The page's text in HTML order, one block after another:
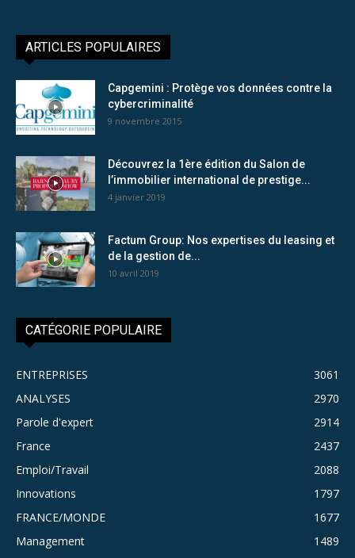
ARTICLES POPULAIRES
Capgemini : Protège vos données contre la
cybercriminalité
9 novembre 2015
Découvrez la 1ère édition du Salon de
l’immobilier international de prestige...
4 janvier 2019
Factum Group: Nos expertises du leasing et
de la gestion de...
10 avril 2019
CATÉGORIE POPULAIRE
ENTREPRISES
3061
ANALYSES
2970
Parole d'expert
2914
France
2437
Emploi/Travail
2088
Innovations
1797
FRANCE/MONDE
1677
Management
1489